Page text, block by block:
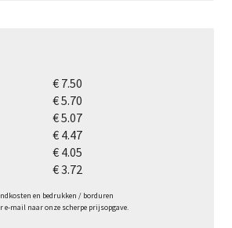
€ 7.50
€ 5.70
€ 5.07
€ 4.47
€ 4.05
€ 3.72
en bedrukken / borduren
e-mail naar onze scherpe prijsopgave.